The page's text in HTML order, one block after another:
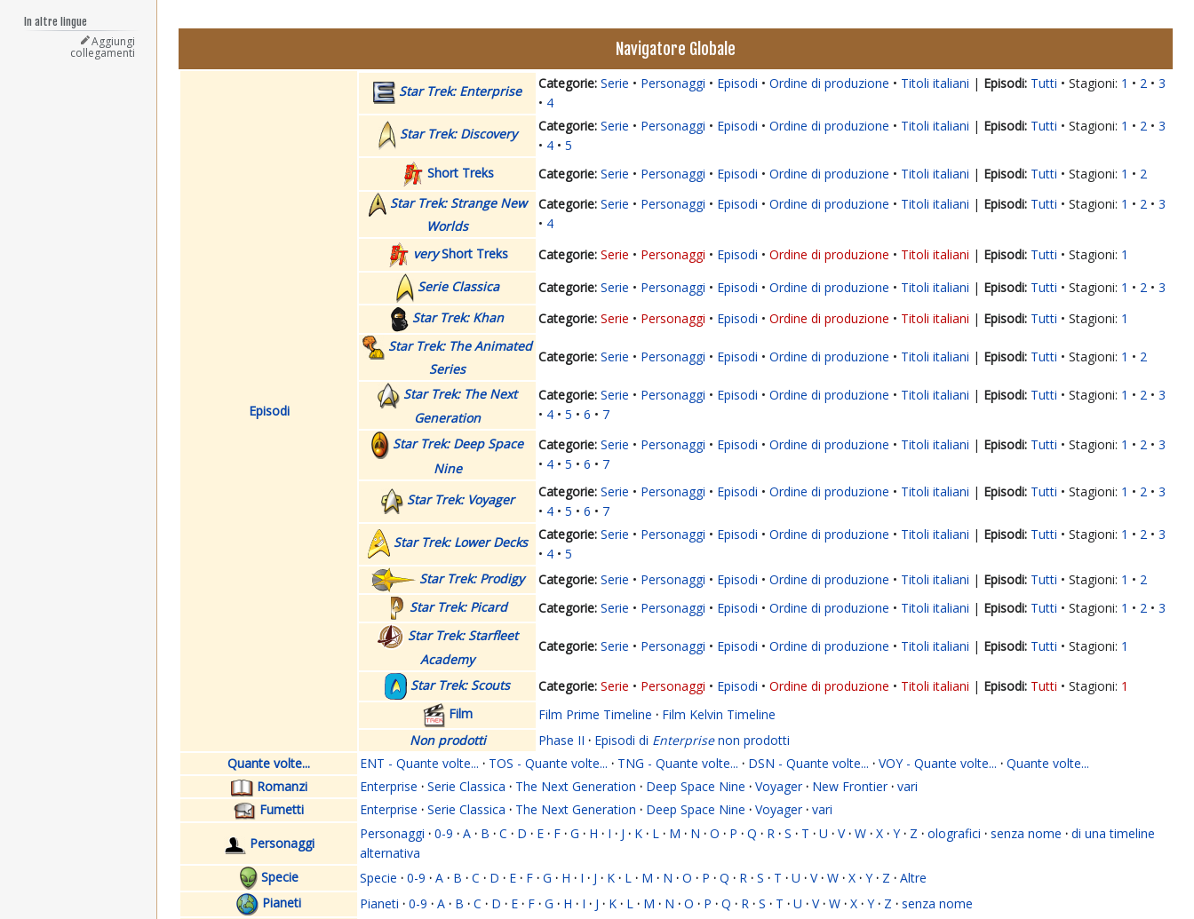
Navigatore Globale
Episodi
Star Trek: Enterprise Serie Personaggi Episodi Ordine di produzione Titoli italiani | Tutti Stagioni: 1 2
3
4
Star Trek: Discovery
Serie Personaggi Episodi Ordine di produzione Titoli italiani | Tutti Stagioni: 1 2
3
4
5
Short Treks
Serie Personaggi Episodi Ordine di produzione Titoli italiani | Tutti Stagioni: 1
2
Star Trek: Strange New
Worlds
Serie Personaggi Episodi Ordine di produzione Titoli italiani | Tutti Stagioni: 1 2
3
4
veryShort Treks Serie Personaggi Episodi Ordine di produzione Titoli italiani | Tutti Stagioni: 1
Serie Classica
Serie Personaggi Episodi Ordine di produzione Titoli italiani | Tutti Stagioni: 1 2
3
Star Trek: Khan
Serie Personaggi Episodi Ordine di produzione Titoli italiani | Tutti Stagioni: 1
Star Trek: The Animated
Series
Serie Personaggi Episodi Ordine di produzione Titoli italiani | Tutti Stagioni: 1 2
Star Trek: The Next
Generation
Serie Personaggi Episodi Ordine di produzione Titoli italiani | Tutti Stagioni: 1 2
3
4
5 6
7
Star Trek: Deep Space
Nine
Serie Personaggi Episodi Ordine di produzione Titoli italiani | Tutti Stagioni: 1 2
3
4
5 6 7
Star Trek: Voyager Serie Personaggi Episodi Ordine di produzione Titoli italiani | Tutti Stagioni: 1 2
3
4
5 6
7
Star Trek: Lower Decks
Serie Personaggi Episodi Ordine di produzione Titoli italiani | Tutti Stagioni: 1 2
3
4
5
Star Trek: Prodigy
Serie Personaggi Episodi Ordine di produzione Titoli italiani | Tutti Stagioni: 1
2
Star Trek: Picard
Serie Personaggi Episodi Ordine di produzione Titoli italiani | Tutti Stagioni: 1 2
3
Star Trek: Starfleet
Academy
Serie Personaggi Episodi Ordine di produzione Titoli italiani | Tutti Stagioni: 1
Star Trek: Scouts Serie Personaggi Episodi Ordine di produzione Titoli italiani | Tutti Stagioni: 1
Film
Film Prime Timeline · Film Kelvin Timeline
Non prodotti
Phase II · Episodi di Enterprisenon prodotti
Quante volte...
ENT - Quante volte... · TOS - Quante volte... · TNG - Quante volte... · DSN - Quante volte... · VOY - Quante volte... · Quante volte...
Romanzi
Enterprise · Serie Classica · The Next Generation · Deep Space Nine · Voyager · New Frontier · vari
Fumetti
Enterprise · Serie Classica · The Next Generation · Deep Space Nine · Voyager · vari
Personaggi
Personaggi · 0-9 · A · B · C · D · E · F · G · H · I · J · K · L · M · N · O · P · Q · R · S · T · U · V · W · X · Y · Z · olografici · senza nome · di una timeline
alternativa
Specie
Specie · 0-9 · A · B · C · D · E · F · G · H · I · J · K · L · M · N · O · P · Q · R · S · T · U · V · W · X · Y · Z · Altre
Pianeti
Pianeti · 0-9 · A · B · C · D · E · F · G · H · I · J · K · L · M · N · O · P · Q · R · S · T · U · V · W · X · Y · Z · senza nome
In altre lingue
Aggiungi
collegamenti